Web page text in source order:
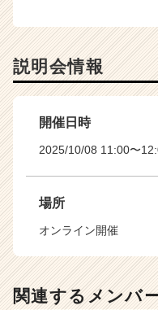
説明会情報
開催日時
2025/10/08 11:00〜
場所
オンライン開催
関連するメンバ